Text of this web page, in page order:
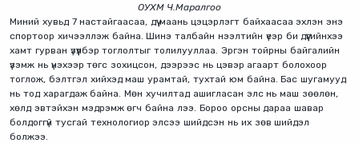
ОУХМ Ч.Маралгоо
Миний хувьд 7 настайгаасаа, дүү маань цэцэрлэгт байхаасаа эхлэн энэ
спортоор хичээллэж байна. Шинэ талбайн нээлтийн үеэр би дүүгийнхээ
хамт гурван үзүүлбэр тоглолтыг толилууллаа. Эргэн тойрны байгалийн
үзэмж нь үнэхээр төгс зохицсон, дээрээс нь цэвэр агаарт болохоор
тоглож, бэлтгэл хийхэд маш урамтай, тухтай юм байна. Бас шугамууд
нь тод харагдаж байна. Мөн хучилтад ашигласан элс нь маш зөөлөн,
хөлд эвтэйхэн мэдрэмж өгч байна лээ. Бороо орсны дараа шавар
болдоггүй тусгай технологиор элсээ шийдсэн нь их зөв шийдэл
болжээ.